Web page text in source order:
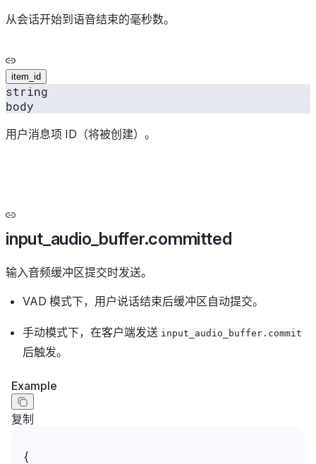
从会话开始到语音结束的毫秒数。
item_id
string
body
用户消息项 ID（将被创建）。
input_audio_buffer.committed
输入音频缓冲区提交时发送。
VAD 模式下，用户说话结束后缓冲区自动提交。
手动模式下，在客户端发送 input_audio_buffer.commit
后触发。
Example
复制
{